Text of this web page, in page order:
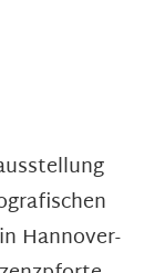
Hannover-